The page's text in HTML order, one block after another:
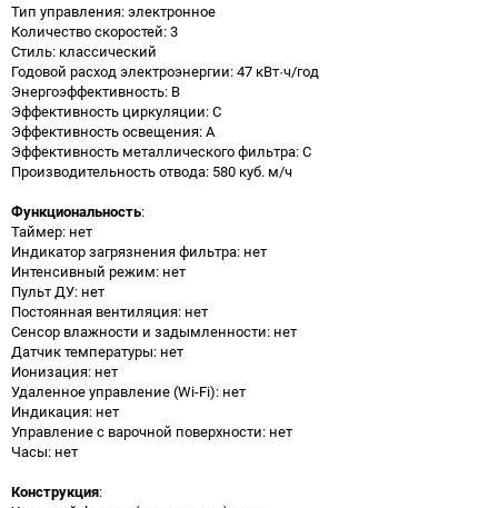
Тип управления: электронное
Количество скоростей: 3
Стиль: классический
Годовой расход электроэнергии: 47 кВт·ч/год
Энергоэффективность: B
Эффективность циркуляции: C
Эффективность освещения: A
Эффективность металлического фильтра: C
Производительность отвода: 580 куб. м/ч
Функциональность:
Таймер: нет
Индикатор загрязнения фильтра: нет
Интенсивный режим: нет
Пульт ДУ: нет
Постоянная вентиляция: нет
Сенсор влажности и задымленности: нет
Датчик температуры: нет
Ионизация: нет
Удаленное управление (Wi-Fi): нет
Индикация: нет
Управление с варочной поверхности: нет
Часы: нет
Конструкция: